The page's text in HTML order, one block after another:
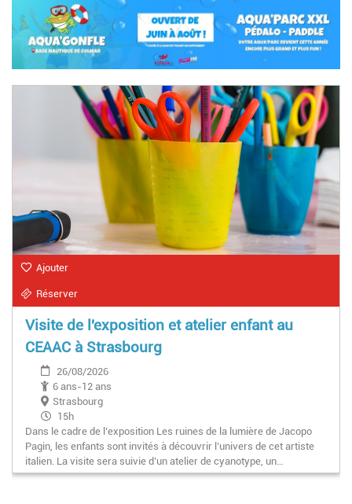
Ajouter
Réserver
Visite de l'exposition et atelier enfant au
CEAAC à Strasbourg
26/08/2026
6 ans-12 ans
Strasbourg
15h
Dans le cadre de l’exposition Les ruines de la lumière de Jacopo
Pagin, les enfants sont invités à découvrir l’univers de cet artiste
italien. La visite sera suivie d’un atelier de cyanotype, un…